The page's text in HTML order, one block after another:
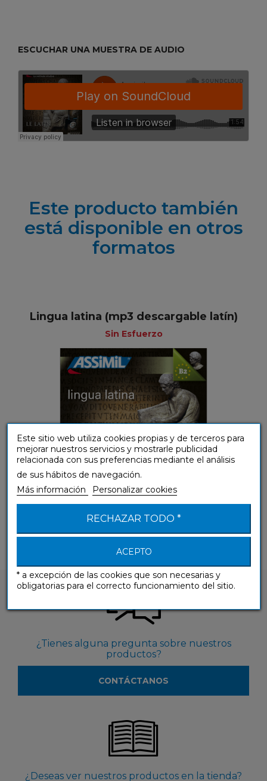
ESCUCHAR UNA MUESTRA DE AUDIO
Este producto también
está disponible en otros
formatos
Lingua latina (mp3 descargable latín)
Sin Esfuerzo
¿Tienes alguna pregunta sobre nuestros
productos?
CONTÁCTANOS
¿Deseas ver nuestros productos en la tienda?
Este sitio web utiliza cookies propias y de terceros para
mejorar nuestros servicios y mostrarle publicidad
relacionada con sus preferencias mediante el análisis
de sus hábitos de navegación.
Más información
Personalizar cookies
RECHAZAR TODO *
ACEPTO
* a excepción de las cookies que son necesarias y
obligatorias para el correcto funcionamiento del sitio.